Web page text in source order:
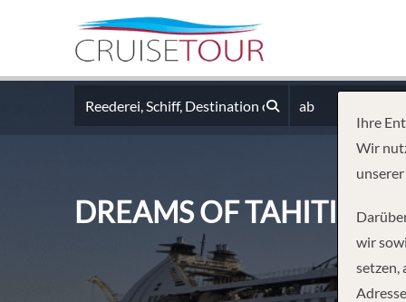
ab
DREAMS OF TAHITI
Ihre
Wir
wir
setzen,